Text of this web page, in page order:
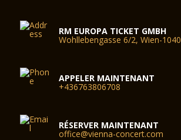
RM EUROPA TICKET GMBH
Wohllebengasse 6/2, Wien-1040
APPELER MAINTENANT
+436763806708
RÉSERVER MAINTENANT
office@vienna-concert.com